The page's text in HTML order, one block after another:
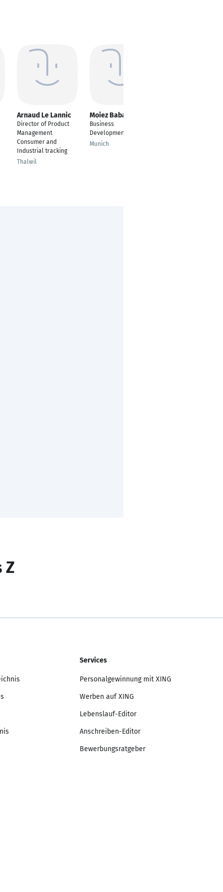
Arnaud Le Lannic
Director of Product
Management
Consumer and
Industrial tracking
Thalwil
Moiez Babar
Business
Development & Sales
Munich
Z
Services
Personalgewinnung mit XING
Werben auf XING
Lebenslauf-Editor
Anschreiben-Editor
Bewerbungsratgeber